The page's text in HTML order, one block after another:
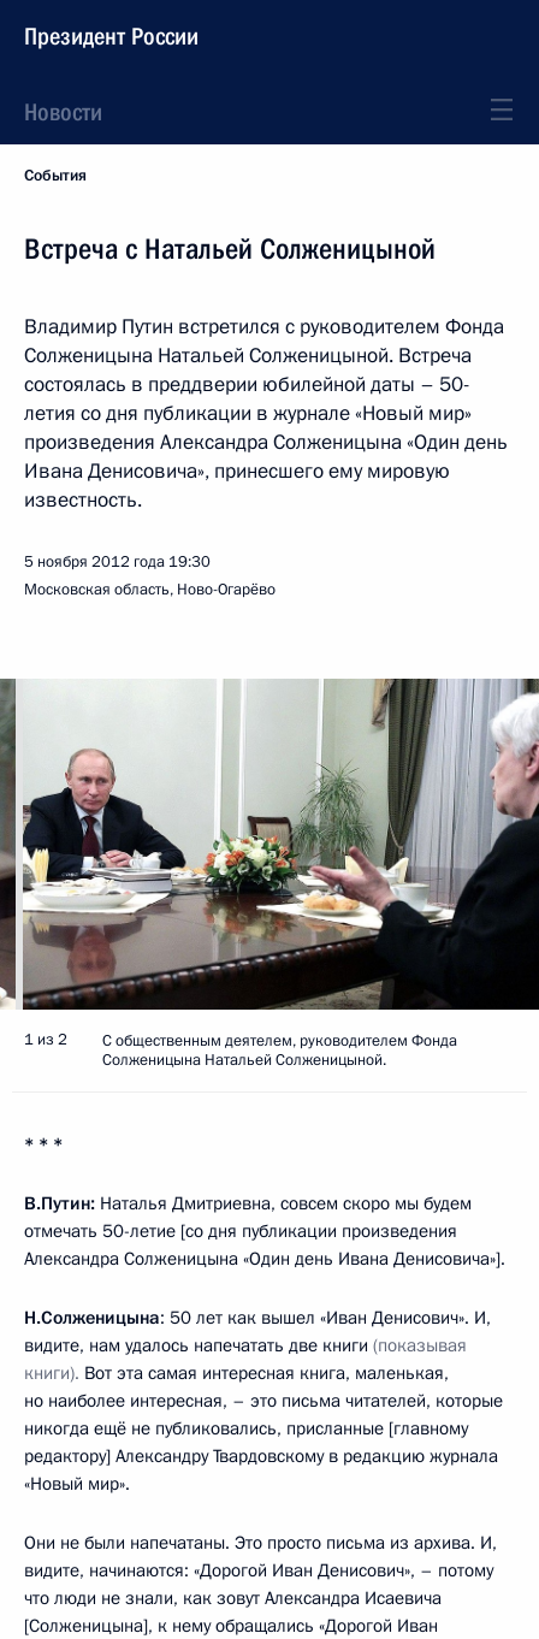
Президент России
Новости
События
Встреча с Натальей Солженицыной
Владимир Путин встретился с руководителем Фонда
Солженицына Натальей Солженицыной. Встреча
состоялась в преддверии юбилейной даты – 50-
летия со дня публикации в журнале «Новый мир»
произведения Александра Солженицына «Один день
Ивана Денисовича», принесшего ему мировую
известность.
5 ноября 2012 года 19:30
Московская область, Ново-Огарёво
1 из 2
С общественным деятелем, руководителем Фонда
Солженицына Натальей Солженицыной.
* * *
В.Путин: Наталья Дмитриевна, совсем скоро мы будем
отмечать 50-летие [со дня публикации произведения
Александра Солженицына «Один день Ивана Денисовича»].
Н.Солженицына: 50 лет как вышел «Иван Денисович». И,
видите, нам удалось напечатать две книги (показывая
книги). Вот эта самая интересная книга, маленькая,
но наиболее интересная, – это письма читателей, которые
никогда ещё не публиковались, присланные [главному
редактору] Александру Твардовскому в редакцию журнала
«Новый мир».
Они не были напечатаны. Это просто письма из архива. И,
видите, начинаются: «Дорогой Иван Денисович», – потому
что люди не знали, как зовут Александра Исаевича
[Солженицына], к нему обращались «Дорогой Иван